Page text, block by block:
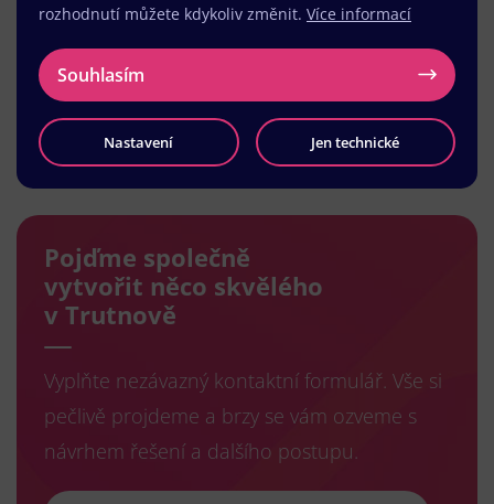
Načíst další
Pojďme společně
vytvořit něco skvělého
v Trutnově
Vyplňte nezávazný kontaktní formulář. Vše si
pečlivě projdeme a brzy se vám ozveme s
návrhem řešení a dalšího postupu.
rozhodnutí můžete kdykoliv změnit. Více informací
Souhlasím
Nastavení Jen technické